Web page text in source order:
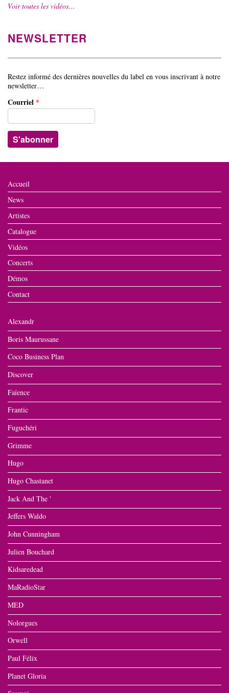
Voir toutes les vidéos…
NEWSLETTER
Restez informé des dernières nouvelles du label en vous inscrivant à notre
newsletter…
Courriel *
Accueil
News
Artistes
Catalogue
Vidéos
Concerts
Démos
Contact
Alexandr
Boris Maurussane
Coco Business Plan
Discover
Faïence
Frantic
Fuguchéri
Grimme
Hugo
Hugo Chastanet
Jack And The '
Jeffers Waldo
John Cunningham
Julien Bouchard
Kidsaredead
MaRadioStar
MED
Nolorgues
Orwell
Paul Félix
Planet Gloria